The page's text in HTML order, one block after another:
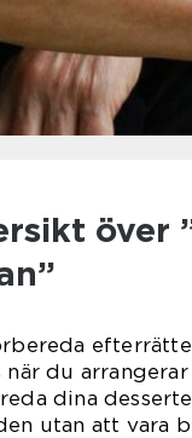
över
när du
dina
utan att vara